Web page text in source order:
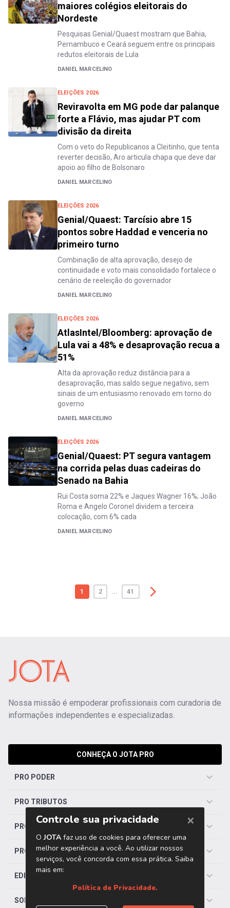
maiores colégios eleitorais do
Nordeste
Pesquisas Genial/Quaest mostram que Bahia,
Pernambuco e Ceará seguem entre os principais
redutos eleitorais de Lula
DANIEL MARCELINO
ELEIÇÕES 2026
Reviravolta em MG pode dar palanque
forte a Flávio, mas ajudar PT com
divisão da direita
Com o veto do Republicanos a Cleitinho, que tenta
reverter decisão, Aro articula chapa que deve dar
apoio ao filho de Bolsonaro
DANIEL MARCELINO
ELEIÇÕES 2026
Genial/Quaest: Tarcísio abre 15
pontos sobre Haddad e venceria no
primeiro turno
Combinação de alta aprovação, desejo de
continuidade e voto mais consolidado fortalece o
cenário de reeleição do governador
DANIEL MARCELINO
ELEIÇÕES 2026
AtlasIntel/Bloomberg: aprovação de
Lula vai a 48% e desaprovação recua a
51%
Alta da aprovação reduz distância para a
desaprovação, mas saldo segue negativo, sem
sinais de um entusiasmo renovado em torno do
governo
DANIEL MARCELINO
ELEIÇÕES 2026
Genial/Quaest: PT segura vantagem
na corrida pelas duas cadeiras do
Senado na Bahia
Rui Costa soma 22% e Jaques Wagner 16%; João
Roma e Angelo Coronel dividem a terceira
colocação, com 6% cada
DANIEL MARCELINO
1 2 ... 41
Nossa missão é empoderar profissionais com curadoria de
informações independentes e especializadas.
CONHEÇA O JOTA PRO
PRO PODER
PRO TRIBUTOS
PRO TRABALHISTA
PRO SAÚDE
EDITORIAS
SOBRE O JOTA